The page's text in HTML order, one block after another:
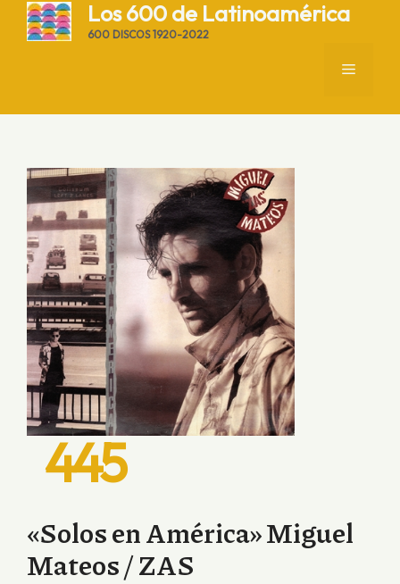
Saltar
Los 600 de Latinoamérica
600 DISCOS 1920-2022
MENÚ
445
«Solos en América» Miguel
Mateos / ZAS